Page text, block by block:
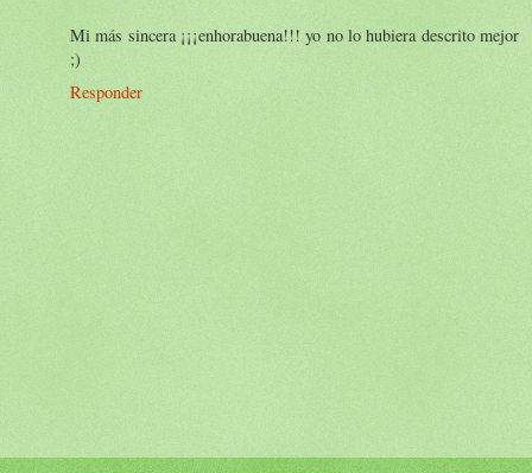
Mi más sincera ¡¡¡enhorabuena!!! yo no lo hubiera descrito mejor
;)
Responder